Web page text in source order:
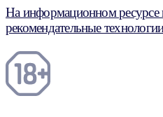
На информационном ресурсе
рекомендательные